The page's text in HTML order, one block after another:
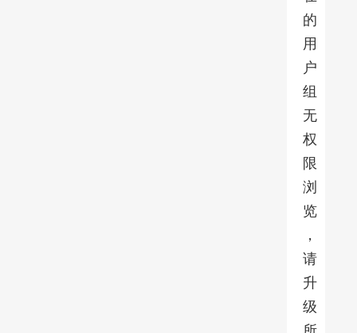
的
用
户
组
无
权
限
浏
览
，
请
升
级